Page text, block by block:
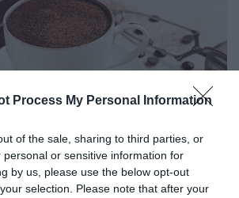
Process My Personal Information
of the sale, sharing to third parties, or
personal or sensitive information for
by us, please use the below opt-out
selection. Please note that after your
Pixel-Shot, Shutterstock